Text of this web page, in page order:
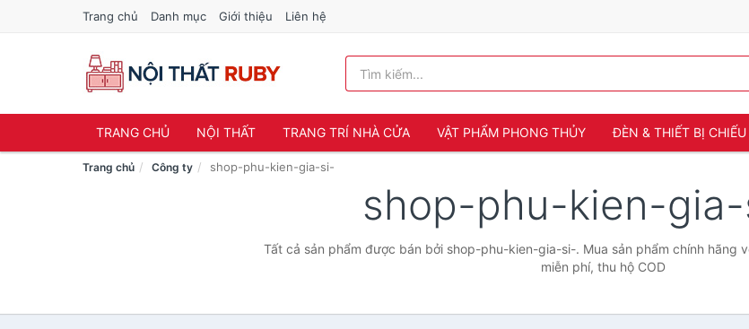
Trang chủ Danh mục Giới thiệu Liên hệ
TRANG CHỦ NỘI THẤT TRANG TRÍ NHÀ CỬA VẬT PHẨM PHONG THỦY ĐÈN & THIẾT BỊ
Trang chủ Công ty shop-phu-kien-gia-si-
shop-phu-kien-
Tất cả sản phẩm được bán bởi shop-phu-kien-gia-si-. Mua sản phẩm chính hãng
miễn phí, thu hộ COD